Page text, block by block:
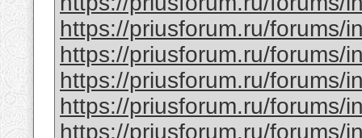
https://priusforum.ru/forums/
https://priusforum.ru/forums/
https://priusforum.ru/forums/
https://priusforum.ru/forums/
https://priusforum.ru/forums/